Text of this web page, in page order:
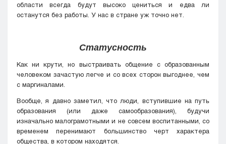
области всегда будут высоко цениться и едва ли
останутся без работы. У нас в стране уж точно нет.
Статусность
Как ни крути, но выстраивать общение с образованным
человеком зачастую легче и со всех сторон выгоднее, чем
с маргиналами.
Вообще, я давно заметил, что люди, вступившие на путь
образования (или даже самообразования), будучи
изначально малограмотными и не совсем воспитанными, со
временем перенимают большинство черт характера
общества, в котором находятся.